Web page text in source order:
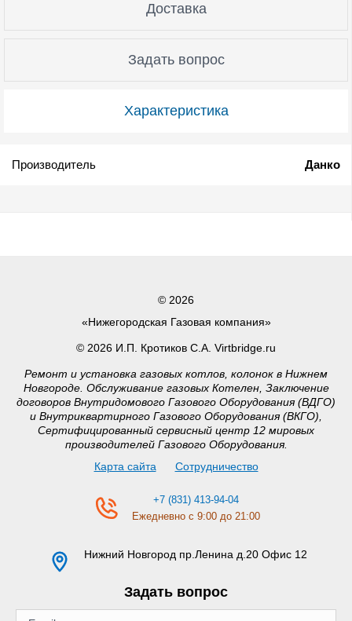
Характеристика
Доставка
Задать вопрос
Производитель Данко
© 2026
«Нижегородская Газовая компания»
© 2026 И.П. Кротиков С.А. Virtbridge.ru
Ремонт и установка газовых котлов, колонок в Нижнем
Новгороде. Обслуживание газовых Котелен, Заключение
договоров Внутридомового Газового Оборудования (ВДГО)
и Внутриквартирного Газового Оборудования (ВКГО),
Сертифицированный сервисный центр 12 мировых
производителей Газового Оборудования.
Карта сайта
Сотрудничество
+7 (831) 413-94-04
Ежедневно с 9:00 до 21:00
Нижний Новгород пр.Ленина д.20 Офис 12
Задать вопрос